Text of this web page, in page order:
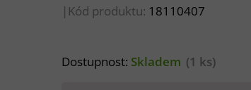
| Kód produktu: 18110407
Dostupnost: Skladem (1 ks)